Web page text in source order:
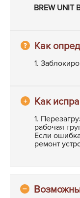
BREW UNIT
1.
1.
рабочая
Если
ремонт